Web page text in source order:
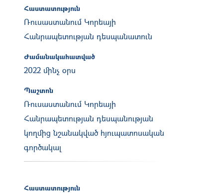
Հաստատություն
Ռուսաստանում Կորեայի
Հանրապետության դեսպանատուն
Ժամանակահատված
2022 մինչ օրս
Պաշտոն
Ռուսաստանում Կորեայի
Հանրապետության դեսպանության
կողմից նշանակված հյուպատոսական
գործակալ
Հաստատություն